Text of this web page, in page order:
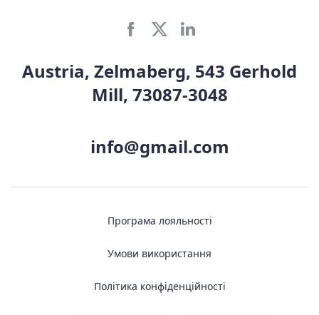
Austria, Zelmaberg, 543 Gerhold
Mill, 73087-3048
info@gmail.com
Програма лояльності
Умови використання
Політика конфіденційності